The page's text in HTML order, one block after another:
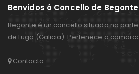
Benvidos ó Concello de Begonte
Begonte é un concello situado na
de Lugo (Galicia). Pertenece á
Contacto